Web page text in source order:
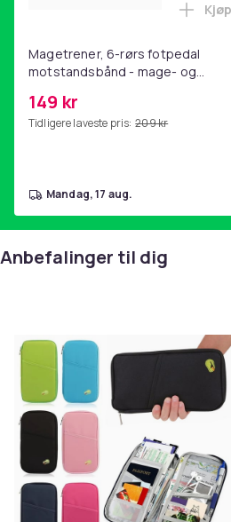
Magetrener, 6-rørs fotpedal
motstandsbånd - mage- og
hjemmegymnastikk Purple
149 kr
Tidligere laveste pris: 209 kr
Kjøp
mandag, 17 aug.
Anbefalinger til dig